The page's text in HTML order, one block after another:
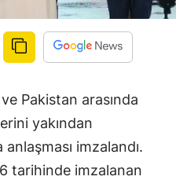
Pakistan arasında
yakından
imzalandı.
tarihinde imzalanan